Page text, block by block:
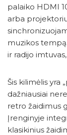
palaiko HDMI
arba
muzikos
ir radijo
Šis kilimėlis yra
dažniausiai
retro žaidimus
Įrenginyje
klasikinius